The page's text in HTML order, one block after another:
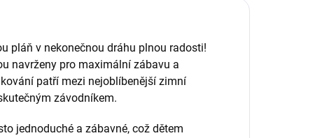
pláň v nekonečnou dráhu plnou radosti!
navrženy pro maximální zábavu a
patří mezi nejoblíbenější zimní
závodníkem.
jednoduché a zábavné, což dětem